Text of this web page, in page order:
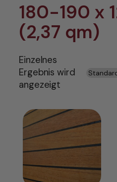
180-190 x
(2,37 qm)
Einzelnes
Ergebnis wird
angezeigt